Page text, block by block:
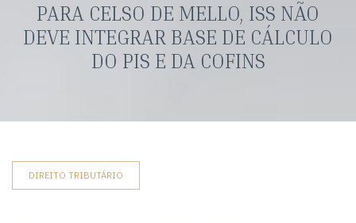
PARA CELSO DE MELLO, ISS NÃO
DEVE INTEGRAR BASE DE CÁLCULO
DO PIS E DA COFINS
DIREITO TRIBUTÁRIO